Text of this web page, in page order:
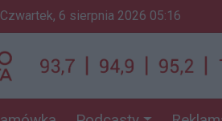
czwartek, 6 sierpnia 2026 05:16